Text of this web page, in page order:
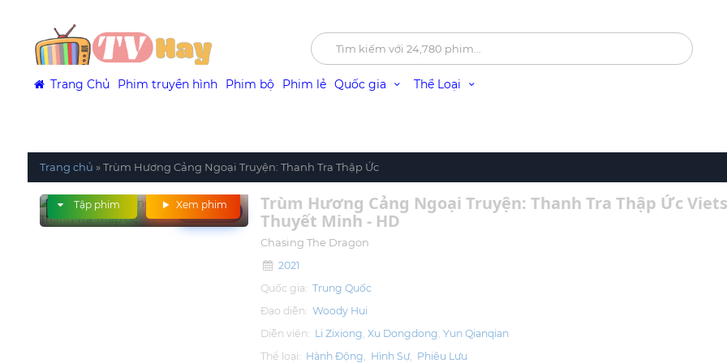
Trang Chủ Phim truyền hình Phim bộ Phim lẻ Quốc gia Thể Loại
Trang chủ »Trùm Hương Cảng Ngoại Truyện: Thanh Tra Thập Ức
Trailer
Xem phim
Tập phim
Trùm Hương Cảng Ngoại Truyện: Thanh Tra Thập Ức
Thuyết Minh - HD
Chasing The Dragon
2021
Quốc gia: Trung Quốc
Đạo diễn: Woody Hui
Diễn viên: Li Zixiong Xu Dongdong Yun Qianqian
Thể loại: Hành Động, Hình Sự, Phiêu Lưu